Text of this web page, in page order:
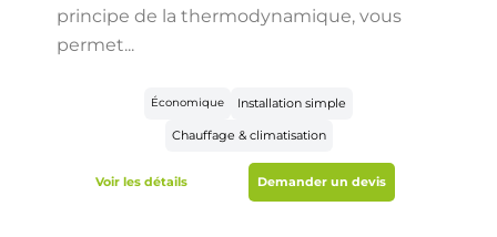
principe de la thermodynamique, vous
permet...
Économique Installation simple
Chauffage & climatisation
Voir les détails Demander un devis